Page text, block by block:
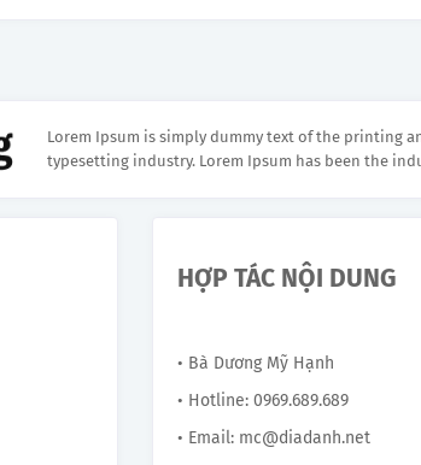
Lorem Ipsum is simply dummy text of the printing
typesetting industry. Lorem Ipsum has been the
HỢP TÁC NỘI DUNG
• Bà Dương Mỹ Hạnh
• Hotline: 0969.689.689
• Email: mc@diadanh.net